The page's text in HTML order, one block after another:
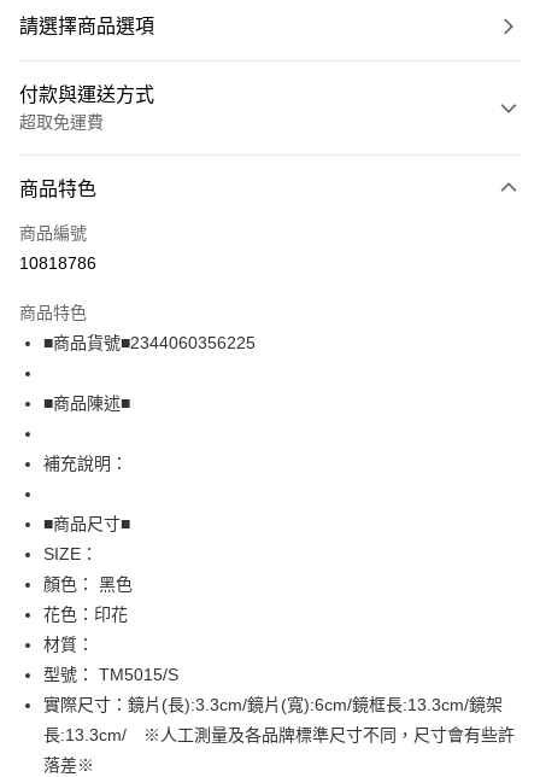
請選擇商品選項
付款與運送方式
超取免運費
信用卡一次付款
超商取貨付款
Apple Pay
街口支付
全盈+PAY
AFTEE先享後付
相關說明
【關於「AFTEE先享後付」】
AFTEE先享後付是「在收到商品之後才付款」的支付方式。 讓您購物簡單
便利好安心！
１．簡單：不需註冊會員、不需綁卡、不需儲值。
３．安心：先確認商品／服務後，再付款。
【「AFTEE先享後付」結帳流程】
１．於結帳方式選擇「AFTEE先享後付」後，將跳轉至「AFTEE先享後付」
結帳頁面，進行簡訊認證並確認金額後，即可完成結帳。
運送方式
全家取貨付款
免運費
免運費
商品特色
商品編號
10818786
商品特色
■商品貨號■2344060356225
■商品陳述■
補充說明：
■商品尺寸■
SIZE：
顏色： 黑色
花色：印花
材質：
型號： TM5015/S
實際尺寸：鏡片(長):3.3cm/鏡片(寬):6cm/鏡框長:13.3cm/鏡架
長:13.3cm/ ※人工測量及各品牌標準尺寸不同，尺寸會有些許
落差※